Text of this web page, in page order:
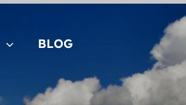
BLOG